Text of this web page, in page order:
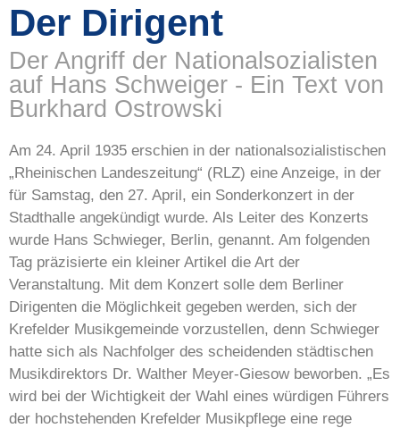
Der Dirigent
Der Angriff der Nationalsozialisten
auf Hans Schweiger - Ein Text von
Burkhard Ostrowski
Am 24. April 1935 erschien in der nationalsozialistischen
„Rheinischen Landeszeitung“ (RLZ) eine Anzeige, in der
für Samstag, den 27. April, ein Sonderkonzert in der
Stadthalle angekündigt wurde. Als Leiter des Konzerts
wurde Hans Schwieger, Berlin, genannt. Am folgenden
Tag präzisierte ein kleiner Artikel die Art der
Veranstaltung. Mit dem Konzert solle dem Berliner
Dirigenten die Möglichkeit gegeben werden, sich der
Krefelder Musikgemeinde vorzustellen, denn Schwieger
hatte sich als Nachfolger des scheidenden städtischen
Musikdirektors Dr. Walther Meyer-Giesow beworben. „Es
wird bei der Wichtigkeit der Wahl eines würdigen Führers
der hochstehenden Krefelder Musikpflege eine rege